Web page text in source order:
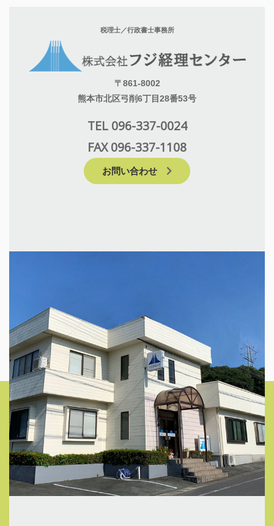
税理士／行政書士事務所
〒861-8002
熊本市北区弓削6丁目28番53号
TEL 096-337-0024
FAX 096-337-1108
お問い合わせ